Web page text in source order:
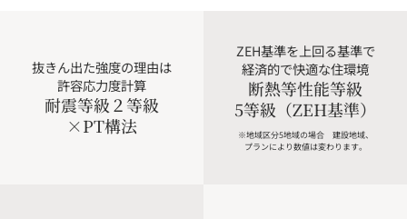
抜きん出た強度の理由は
許容応力度計算
耐震等級２等級
×PT構法
ZEH基準を上回る基準で
経済的で快適な住環境
断熱等性能等級
5等級（ZEH基準）
※地域区分5地域の場合 建設地域、
プランにより数値は変わります。